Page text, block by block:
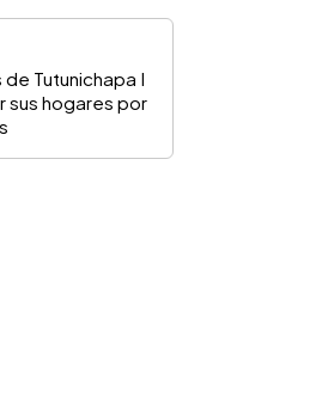
Tutunichapa I
sus hogares por